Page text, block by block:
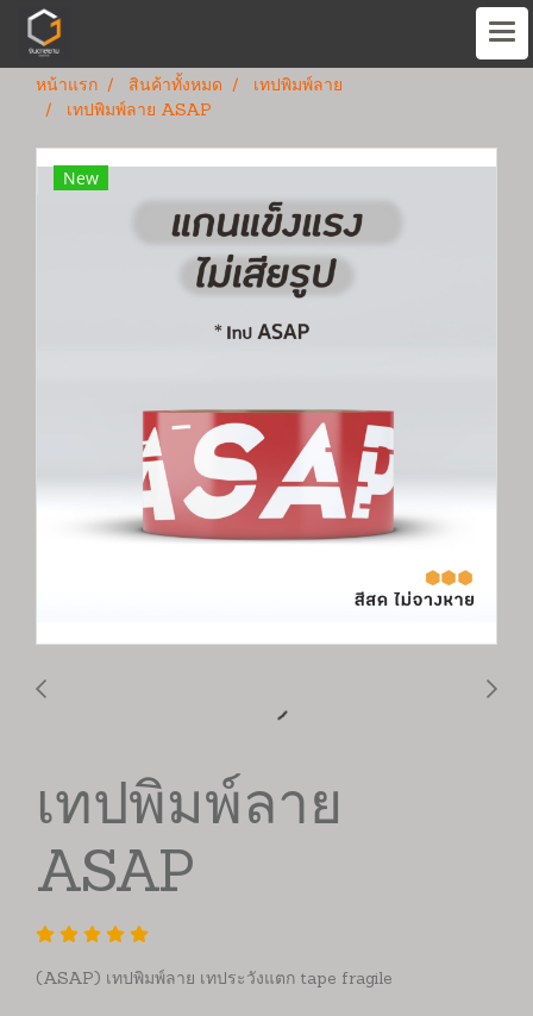
หน้าแรก สินค้าทั้งหมด
เทปพิมพ์ลาย
เทปพิมพ์ลาย ASAP
New
เทปพิมพ์ลาย
ASAP
(ASAP) เทปพิมพ์ลาย เทประวังแตก tape fragile